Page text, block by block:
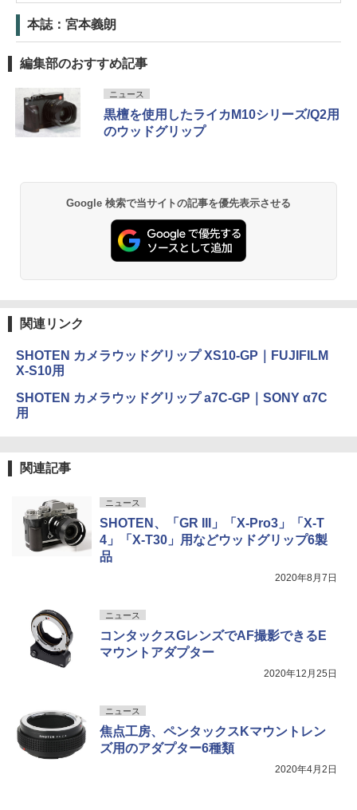
本誌：宮本義朗
編集部のおすすめ記事
ニュース
黒檀を使用したライカM10シリーズ/Q2用
のウッドグリップ
Google 検索で当サイトの記事を優先表示させる
関連リンク
SHOTEN カメラウッドグリップ XS10-GP｜FUJIFILM
X-S10用
SHOTEN カメラウッドグリップ a7C-GP｜SONY α7C
用
関連記事
ニュース
SHOTEN、「GR III」「X-Pro3」「X-T
4」「X-T30」用などウッドグリップ6製
品
2020年8月7日
ニュース
コンタックスGレンズでAF撮影できるE
マウントアダプター
2020年12月25日
ニュース
焦点工房、ペンタックスKマウントレン
ズ用のアダプター6種類
2020年4月2日